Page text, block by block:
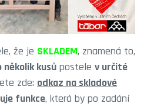
že je SKLADEM, znamená to,
několik kusů postele v určité
zde: odkaz na skladové
funkce, která by po zadání